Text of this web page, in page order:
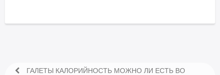
ГАЛЕТЫ КАЛОРИЙНОСТЬ МОЖНО ЛИ ЕСТЬ ВО